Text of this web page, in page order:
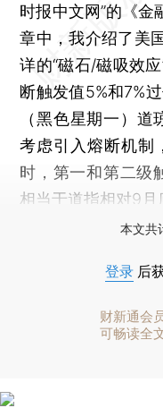
时报中文网”的《金
章中，我介绍了美
详的“磁石/磁吸效
断触发值5%和7%
（黑色星期一）
考虑引入熔断机制
时，第一和第二级
相当于道指相对9月
本文共
登录 后
财新通会
可畅读全